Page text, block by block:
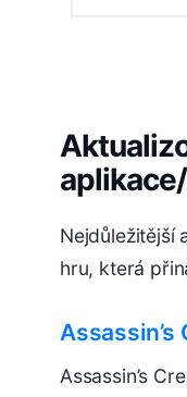
Nejdůležitější
hru, která
Assassin’s
Assassin’s